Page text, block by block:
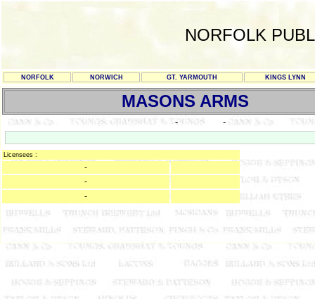
NORFOLK
NORFOLK NORWICH GT. YARMOUTH KINGS LYNN
MASONS ARMS
- -
Licensees :
-
-
-